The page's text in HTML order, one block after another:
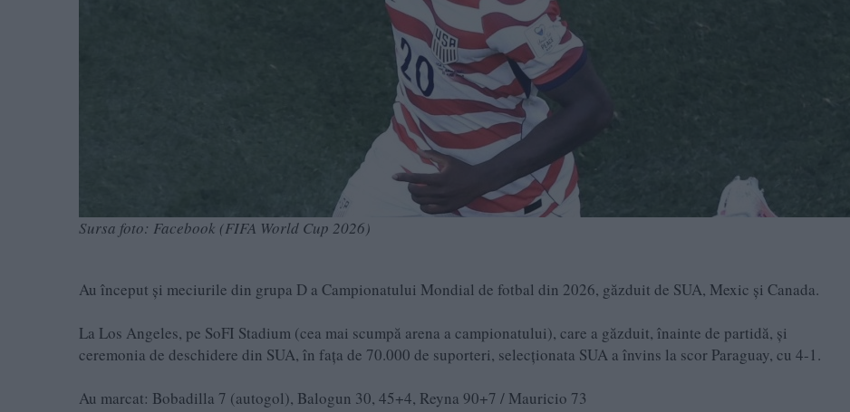
Sursa foto: Facebook (FIFA World Cup 2026)
Au început și meciurile din grupa D a Campionatului Mondial de fotbal din 2026, găzduit de SUA, Mexic și Canada.
La Los Angeles, pe SoFI Stadium (cea mai scumpă arena a campionatului), care a găzduit, înainte de partidă, și
ceremonia de deschidere din SUA, în fața de 70.000 de suporteri, selecționata SUA a învins la scor Paraguay, cu 4-1.
Au marcat: Bobadilla 7 (autogol), Balogun 30, 45+4, Reyna 90+7 / Mauricio 73